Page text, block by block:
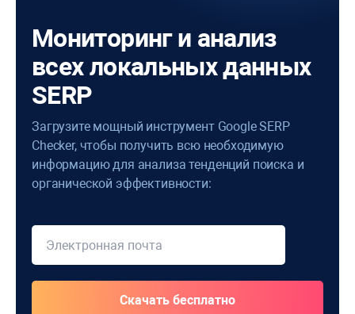
Мониторинг и анализ
всех локальных данных
SERP
Загрузите мощный инструмент Google SERP
Checker, чтобы получить всю необходимую
информацию для анализа тенденций поиска и
органической эффективности: